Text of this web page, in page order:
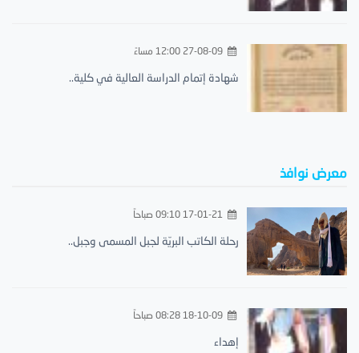
27-08-09 12:00 مساءً
شهادة إتمام الدراسة العالية في كلية..
معرض نوافذ
رحلة الكاتب البريّة لجبل المسمى وجبل..
18-10-09 08:28 صباحاً
إهداء